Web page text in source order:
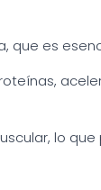
es
lo